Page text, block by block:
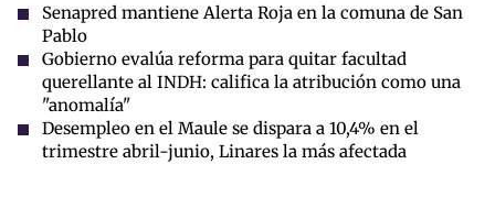
Senapred mantiene Alerta Roja en la comuna de San
Pablo
Gobierno evalúa reforma para quitar facultad
querellante al INDH: califica la atribución como una
"anomalía"
Desempleo en el Maule se dispara a 10,4% en el
trimestre abril-junio, Linares la más afectada